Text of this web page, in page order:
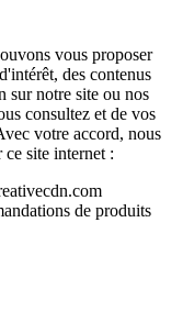
vous proposer
des contenus
sur notre site ou nos
consultez et de vos
votre accord, nous
ce site internet :
de produits